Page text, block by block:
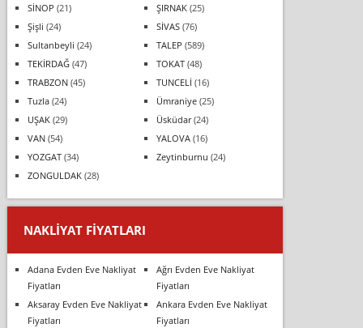
SİNOP (21) ŞIRNAK(25)
Şişli (24) SİVAS(76)
Sultanbeyli (24) TALEP (589)
TEKİRDAĞ(47) TOKAT(48)
TRABZON(45) TUNCELİ (16)
Tuzla(24) Ümraniye(25)
UŞAK(29) Üsküdar(24)
VAN(54) YALOVA(16)
YOZGAT(34) Zeytinburnu (24)
ZONGULDAK(28)
NAKLIYAT FIYATLARI
Adana Evden Eve Nakliyat
Fiyatları
Ağrı Evden Eve Nakliyat
Fiyatları
Aksaray Evden Eve Nakliyat
Fiyatları
Ankara Evden Eve Nakliyat
Fiyatları